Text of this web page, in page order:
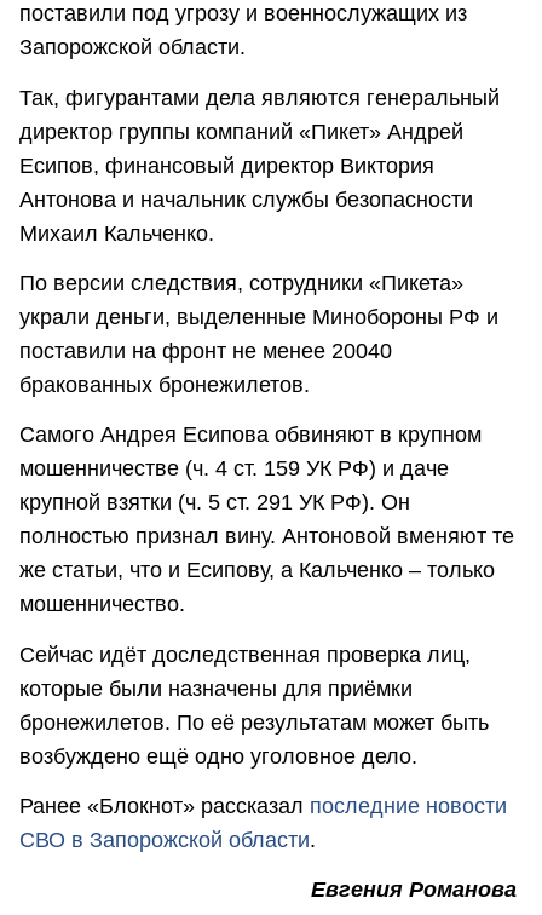
поставили под угрозу и военнослужащих из
Запорожской области.
Так, фигурантами дела являются генеральный
директор группы компаний «Пикет» Андрей
Есипов, финансовый директор Виктория
Антонова и начальник службы безопасности
Михаил Кальченко.
По версии следствия, сотрудники «Пикета»
украли деньги, выделенные Минобороны РФ и
поставили на фронт не менее 20040
бракованных бронежилетов.
Самого Андрея Есипова обвиняют в крупном
мошенничестве (ч. 4 ст. 159 УК РФ) и даче
крупной взятки (ч. 5 ст. 291 УК РФ). Он
полностью признал вину. Антоновой вменяют те
же статьи, что и Есипову, а Кальченко – только
мошенничество.
Сейчас идёт доследственная проверка лиц,
которые были назначены для приёмки
бронежилетов. По её результатам может быть
возбуждено ещё одно уголовное дело.
Ранее «Блокнот» рассказал последние новости
СВО в Запорожской области.
Евгения Романова